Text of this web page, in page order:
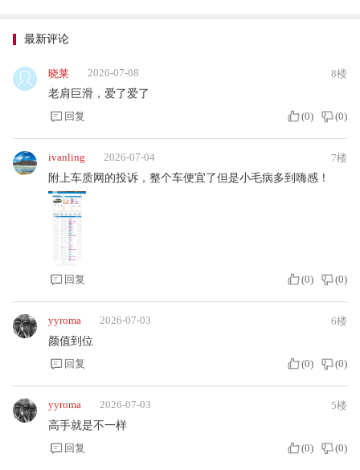
最新评论
晓莱 2026-07-08
8楼
老肩巨滑，爱了爱了
回复
(0) (0)
ivanling 2026-07-04
7楼
附上车质网的投诉，整个车便宜了但是小毛病多到嗨感！
回复 (0) (0)
yyroma 2026-07-03
6楼
颜值到位
回复
(0) (0)
yyroma 2026-07-03
5楼
高手就是不一样
回复
(0) (0)